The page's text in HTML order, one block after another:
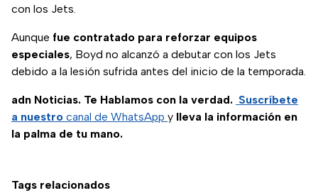
con los Jets.
Aunque fue contratado para reforzar equipos
especiales, Boyd no alcanzó a debutar con los Jets
debido a la lesión sufrida antes del inicio de la temporada.
adn Noticias. Te Hablamos con la verdad. Suscríbete
a nuestro canal de WhatsApp y lleva la información en
la palma de tu mano.
Tags relacionados